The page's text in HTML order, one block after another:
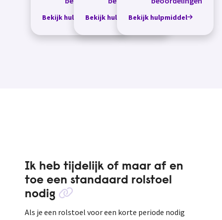
Bekijk hulpmiddel
technologie
(vergelijkbaar met een
Bekijk hulpmiddelBekijk hulpmiddel
Ik heb tijdelijk of maar af en
toe een standaard rolstoel
nodig
Als je een rolstoel voor een korte periode nodig